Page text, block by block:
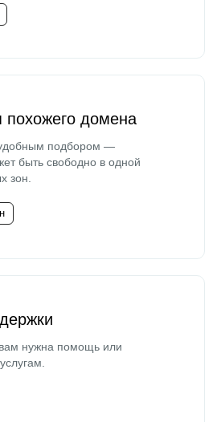
похожего домена
удобным подбором —
быть свободно в одной
зон.
нужна помощь или